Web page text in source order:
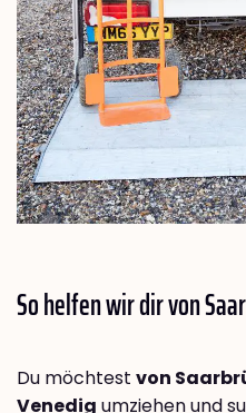
So helfen wir dir von
Du möchtest von
Venedig umziehen und